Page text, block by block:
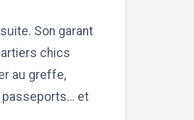
Son garant
chics
au greffe,
passeports… et